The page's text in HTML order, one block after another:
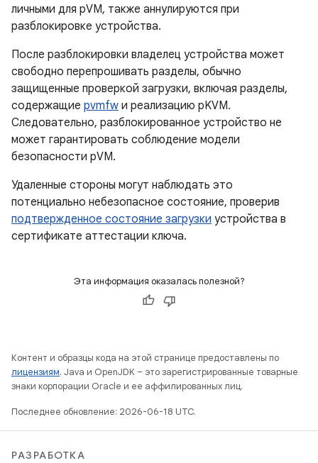
личными для pVM, также аннулируются при
разблокировке устройства.
После разблокировки владелец устройства может
свободно перепрошивать разделы, обычно
защищенные проверкой загрузки, включая разделы,
содержащие pvmfw и реализацию pKVM.
Следовательно, разблокированное устройство не
может гарантировать соблюдение модели
безопасности pVM.
Удаленные стороны могут наблюдать это
потенциально небезопасное состояние, проверив
подтвержденное состояние загрузки устройства в
сертификате аттестации ключа.
Эта информация оказалась полезной?
Контент и образцы кода на этой странице предоставлены по
лицензиям. Java и OpenJDK – это зарегистрированные товарные
знаки корпорации Oracle и ее аффилированных лиц.
Последнее обновление: 2026-06-18 UTC.
РАЗРАБОТКА